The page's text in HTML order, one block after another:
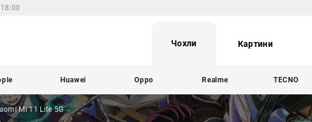
Чохли Картини
Huawei Oppo Realme TECNO
Mi 11 Lite 5G